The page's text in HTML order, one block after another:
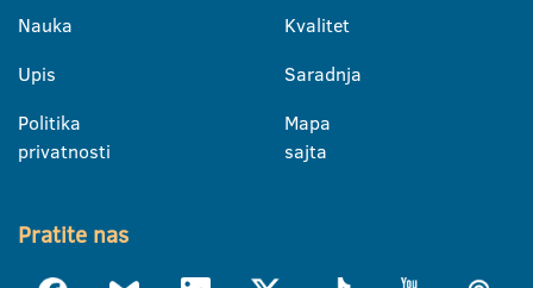
Nauka
Upis
Politika
privatnosti
Kvalitet
Saradnja
Mapa
sajta
Pratite nas